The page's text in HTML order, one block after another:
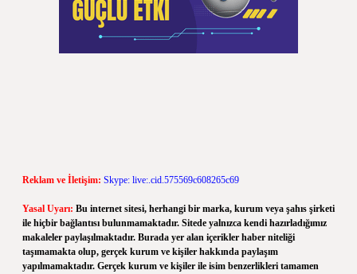
Reklam ve İletişim: Skype: live:.cid.575569c608265c69
Yasal Uyarı: Bu internet sitesi, herhangi bir marka, kurum veya şahıs şirketi
ile hiçbir bağlantısı bulunmamaktadır. Sitede yalnızca kendi hazırladığımız
makaleler paylaşılmaktadır. Burada yer alan içerikler haber niteliği
taşımamakta olup, gerçek kurum ve kişiler hakkında paylaşım
yapılmamaktadır. Gerçek kurum ve kişiler ile isim benzerlikleri tamamen